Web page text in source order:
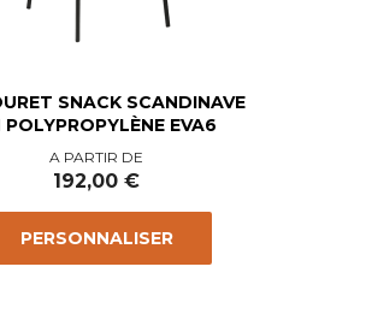
SNACK SCANDINAVE
POLYPROPYLÈNE EVA6
Prix
A PARTIR DE
192,00 €
PERSONNALISER